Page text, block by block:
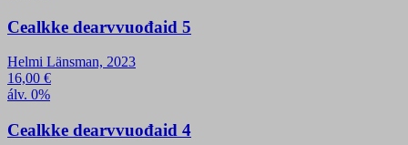
Cealkke dearvvuođaid 5
Helmi Länsman, 2023
16,00 €
álv. 0%
Cealkke dearvvuođaid 4